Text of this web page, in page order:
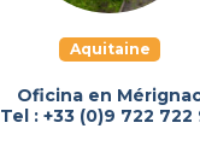
Aquitaine
Oficina en
Tel : +33 (0)9 722 722